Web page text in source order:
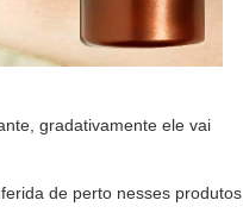
gradativamente ele vai
de perto nesses produtos.